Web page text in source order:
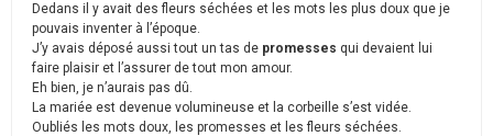
Dedans il y avait des fleurs séchées et les mots les plus doux que je
pouvais inventer à l’époque.
J’y avais déposé aussi tout un tas de promesses qui devaient lui
faire plaisir et l’assurer de tout mon amour.
Eh bien, je n’aurais pas dû.
La mariée est devenue volumineuse et la corbeille s’est vidée.
Oubliés les mots doux, les promesses et les fleurs séchées.